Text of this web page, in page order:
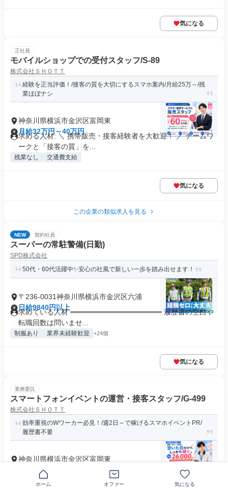
気になる
正社員
モバイルショップでの受付スタッフ/S-89
株式会社ＳＨＯＴＴ
経験を正当評価！/接客の質を大切にするスマホ案内/月給25万～/残
業ほぼナシ
神奈川県横浜市金沢区富岡東
月給32万円～40万円
求める人材: ＼ 携帯販売・接客経験者を大歓迎！ ／ チームワ
ークと「接客の質」を...
残業なし 交通費支給
気になる
この企業の類似求人を見る
NEW 契約社員
スーパーの常駐警備(日勤)
SPD株式会社
50代・60代活躍中✨安心の社風で新しい一歩を踏み出せます！
〒236-0031神奈川県横浜市金沢区六浦
日給9840円以上
求めている人材 ══════════════════ 履歴書の空白や
転職回数は問いませ...
制服あり 業界未経験歓迎 +24個
気になる
業務委託
スマートフォンイベントの運営・接客スタッフ/G-499
株式会社ＳＨＯＴＴ
効率重視のWワーカー必見！/週2日～で稼げるスマホイベントPR/
履歴書不要
神奈川県横浜市金沢区富岡東
日給2万7000円以上
求める人材: ＼ 学歴職歴不問！ 20代・30代が多数活躍中 ／ ◆
経験・未経験問...
ホーム オファー 気になる